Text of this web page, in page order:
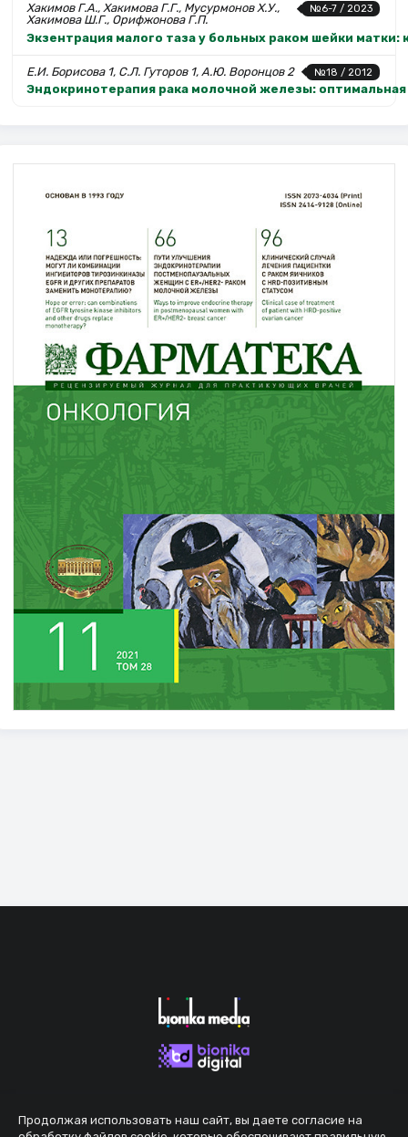
№6-7 / 2023
Хакимов Г.А., Хакимова Г.Г., Мусурмонов Х.У.,
Хакимова Ш.Г., Орифжонова Г.П.
Экзентрация малого таза у больных раком шейки матки:
№18 / 2012
Е.И. Борисова 1, С.Л. Гуторов 1, А.Ю. Воронцов 2
Эндокринотерапия рака молочной железы:
Продолжая использовать наш сайт, вы даете согласие на